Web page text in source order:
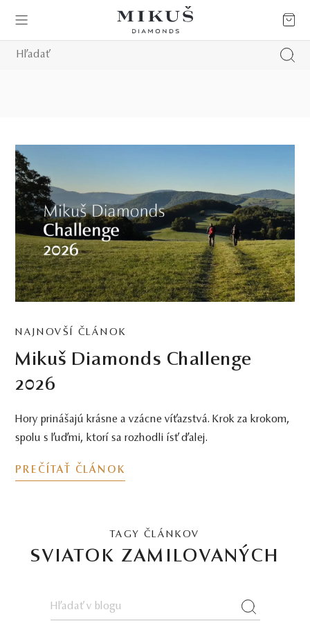
NAJNOVŠÍ ČLÁNOK
Mikuš Diamonds Challenge
2026
Hory prinášajú krásne a vzácne víťazstvá. Krok za krokom,
spolu s ľuďmi, ktorí sa rozhodli ísť ďalej.
PREČÍTAŤ ČLÁNOK
TAGY ČLÁNKOV
SVIATOK ZAMILOVANÝCH